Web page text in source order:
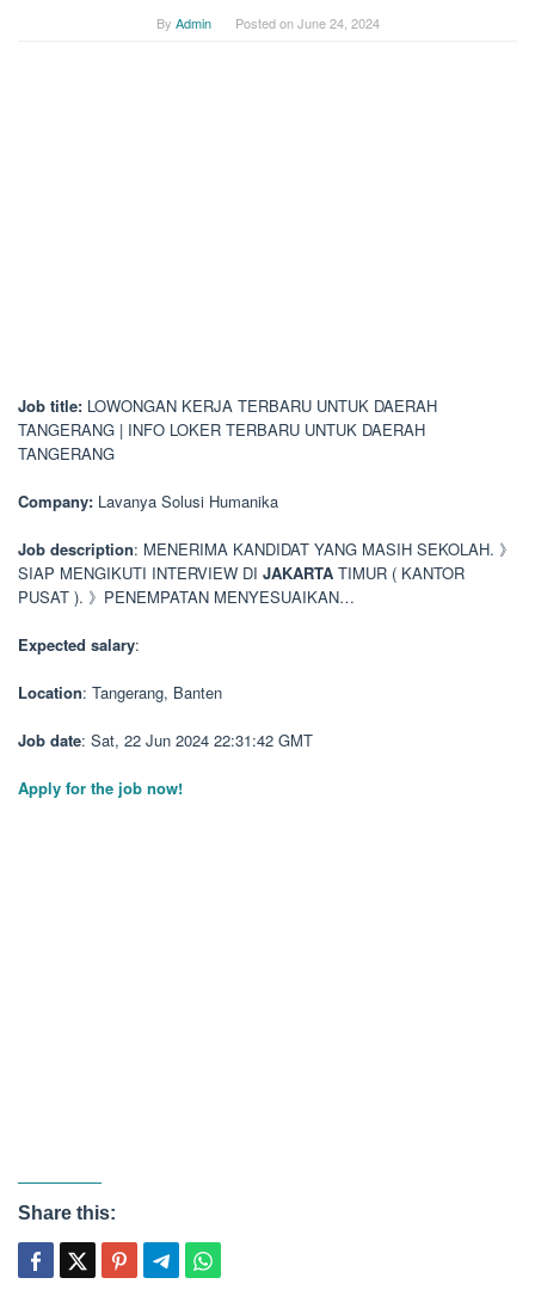
By Admin Posted onJune 24, 2024
Job title: LOWONGAN KERJA TERBARU UNTUK DAERAH
TANGERANG | INFO LOKER TERBARU UNTUK DAERAH
TANGERANG
Company: Lavanya Solusi Humanika
Job description: MENERIMA KANDIDAT YANG MASIH SEKOLAH. 》
SIAP MENGIKUTI INTERVIEW DI JAKARTA TIMUR ( KANTOR
PUSAT ). 》PENEMPATAN MENYESUAIKAN…
Expected salary:
Location: Tangerang, Banten
Job date: Sat, 22 Jun 2024 22:31:42 GMT
Apply for the job now!
Share this: